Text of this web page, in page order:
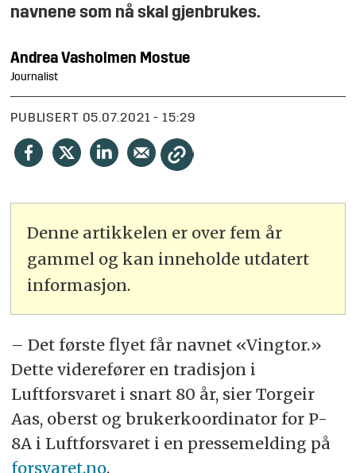
navnene som nå skal gjenbrukes.
Andrea Vasholmen Mostue
Journalist
PUBLISERT 05.07.2021 - 15:29
Denne artikkelen er over fem år
gammel og kan inneholde utdatert
informasjon.
– Det første flyet får navnet «Vingtor.»
Dette viderefører en tradisjon i
Luftforsvaret i snart 80 år, sier Torgeir
Aas, oberst og brukerkoordinator for P-
8A i Luftforsvaret i en pressemelding på
forsvaret.no.